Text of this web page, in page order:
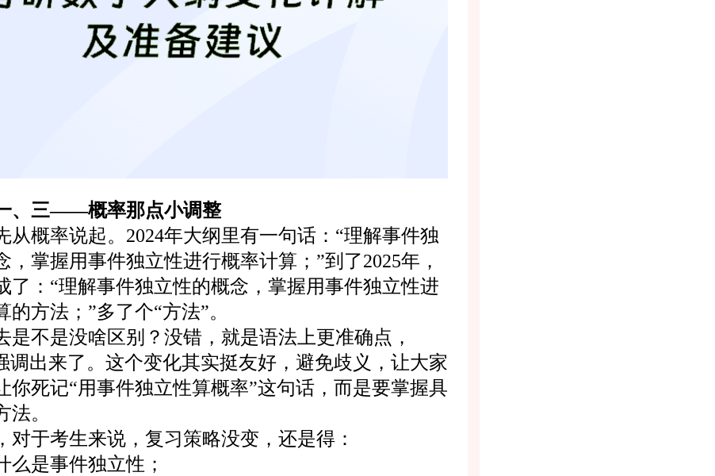
、三——概率那点小调整
概率说起。2024年大纲里有一句话：“理解事件独
，掌握用事件独立性进行概率计算；”到了2025年，
了：“理解事件独立性的概念，掌握用事件独立性进
的方法；”多了个“方法”。
不是没啥区别？没错，就是语法上更准确点，
调出来了。这个变化其实挺友好，避免歧义，让大家
你死记“用事件独立性算概率”这句话，而是要掌握具
法。
于考生来说，复习策略没变，还是得：
是事件独立性；